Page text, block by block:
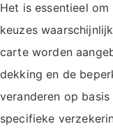
Het is essentieel
keuzes
carte worden
dekking en de
veranderen op
specifieke